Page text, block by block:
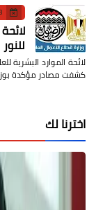
23
للنور
لائحة الموارد البشرية
كشفت مصادر مؤكدة
اخترنا لك